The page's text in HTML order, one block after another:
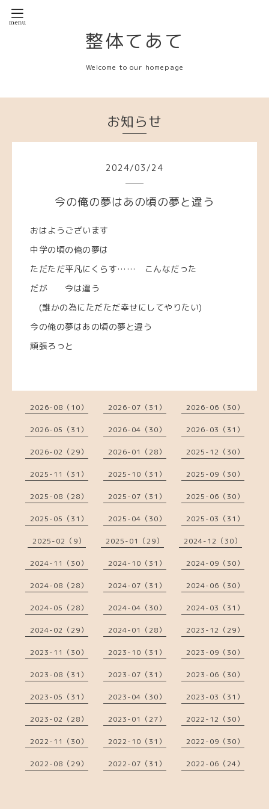
整体てあて
Welcome to our homepage
お知らせ
2024/03/24
今の俺の夢はあの頃の夢と違う
おはようございます
中学の頃の俺の夢は
ただただ平凡にくらす…… こんなだった
だが 今は違う
(誰かの為にただただ幸せにしてやりたい)
今の俺の夢はあの頃の夢と違う
頑張ろっと
2026-08（10） 2026-07（31） 2026-06（30）
2026-05（31） 2026-04（30） 2026-03（31）
2026-02（29） 2026-01（28） 2025-12（30）
2025-11（31） 2025-10（31） 2025-09（30）
2025-08（28） 2025-07（31） 2025-06（30）
2025-05（31） 2025-04（30） 2025-03（31）
2025-02（9） 2025-01（29） 2024-12（30）
2024-11（30） 2024-10（31） 2024-09（30）
2024-08（28） 2024-07（31） 2024-06（30）
2024-05（28） 2024-04（30） 2024-03（31）
2024-02（29） 2024-01（28） 2023-12（29）
2023-11（30） 2023-10（31） 2023-09（30）
2023-08（31） 2023-07（31） 2023-06（30）
2023-05（31） 2023-04（30） 2023-03（31）
2023-02（28） 2023-01（27） 2022-12（30）
2022-11（30） 2022-10（31） 2022-09（30）
2022-08（29） 2022-07（31） 2022-06（24）